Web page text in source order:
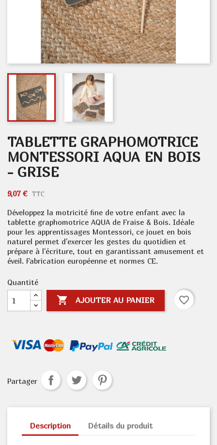
TABLETTE GRAPHOMOTRICE
MONTESSORI AQUA EN BOIS
- GRISE
9,07 € TTC
Développez la motricité fine de votre enfant avec la
tablette graphomotrice AQUA de Fraise & Bois. Idéale
pour les apprentissages Montessori, ce jouet en bois
naturel permet d'exercer les gestes du quotidien et
prépare à l'écriture, tout en garantissant amusement et
éveil. Fabrication européenne et normes CE.
Quantité
 AJOUTER AU PANIER favorite_border
Partager
Description Détails du produit